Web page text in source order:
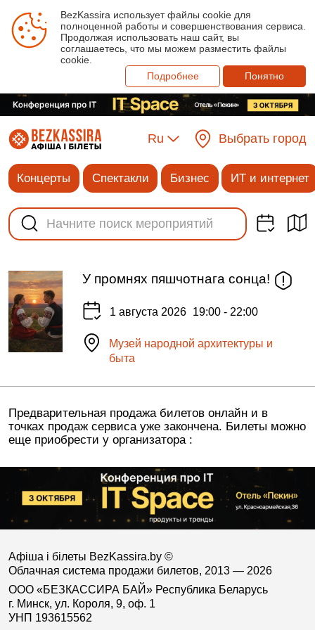
BezKassira использует файлы cookie для
полноценной работы и совершенствования сервиса.
Продолжая использовать наш сайт, вы
соглашаетесь, что мы можем разместить файлы
cookie.
Подробнее
Понятно
Ru Выбрать город
Концерты Спектакли Бизнес ИТ и интернет
У промнях пяшчотнага сонца!
1 августа 2026 19:00 - 22:00
Музей народной архитектуры и
быта
Предварительная продажа билетов онлайн и в
точках продаж сервиса уже закончена. Билеты можно
еще приобрести у организатора :
Афіша і білеты BezKassira.by ©
Облачная система продажи билетов, 2013 — 2026
ООО «БЕЗКАССИРА БАЙ» Республика Беларусь
г. Минск, ул. Короля, 9, оф. 1
УНП 193615562